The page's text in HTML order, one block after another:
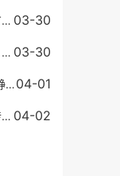
太极拳是一种古老的传统武术，它源自中国，已有几百年的历史。太极拳注重内功和外功的结合，同时强调身心的和谐，它被认为是一种有效的身体健身方式，也能帮助人们调整心态。 03-30
太极拳，又称太极形意拳，是一种中国传统武术。它源于中国道家的一种哲学思想，认为一切事物都是由两种相反的力量所组成，即阴阳。太极拳讲究“柔中带刚”，通过缓慢的动作和 03-30
打太极拳是我国传统的养生保健方式，它践行“动静相生、阴阳调和”的理念，不仅能够增强身体的抵抗力，还可以放松身心，缓解压力。有些人在练习太极拳之后，会发现自己的失眠04-01
太极拳是中国通过多年积累而形成的一项优秀的传统运动方式。它已成为世界知名的健身运动形式之一。太极拳通过舒缓的身体动作和深度呼吸，有效地增强身体的柔顺度、平衡能力、 04-02